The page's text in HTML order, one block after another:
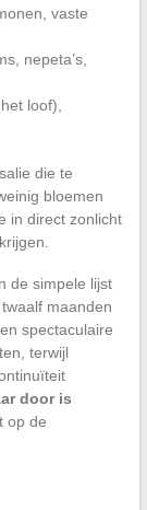
vaste
nepeta’s,
loof),
die te
bloemen
in direct zonlicht
de simpele lijst
maanden
spectaculaire
terwijl
door is
op de